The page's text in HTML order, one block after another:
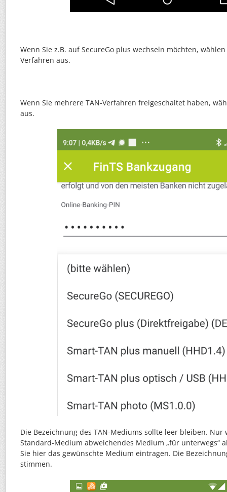
Wenn Sie z.B. auf SecureGo plus wechseln möchten,
Verfahren aus.
Wenn Sie mehrere TAN-Verfahren freigeschaltet haben,
aus.
Die Bezeichnung des TAN-Mediums sollte leer bleiben. Nur
Standard-Medium abweichendes Medium „für unterwegs“
Sie hier das gewünschte Medium eintragen. Die
stimmen.